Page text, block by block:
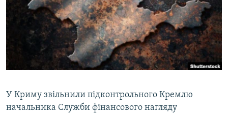
СПЕЦПРОЕКТИ
ДЕПОРТАЦІЯ
ВІДЕОУРОКИ «ELIFBE»
СВІДЧЕННЯ ОКУПАЦІЇ
ІНФОГРАФІКА
ЯК ОБІЙТИ БЛОКУВАННЯ
Русский
Qırımtatar
ДОЛУЧАЙСЯ!
У Криму звільнили підконтрольного Кремлю
начальника Служби фінансового нагляду